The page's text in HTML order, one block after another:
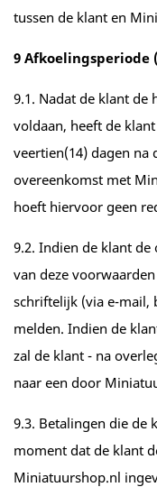
tussen de klant en
9
9.1. Nadat de klant de
voldaan, heeft de
veertien(14) dagen na
overeenkomst met
hoeft hiervoor geen
9.2. Indien de klant
van deze
schriftelijk (via e-mail,
melden. Indien de
zal de klant - na
naar een door
9.3. Betalingen die de
moment dat de klant
Miniatuurshop.nl